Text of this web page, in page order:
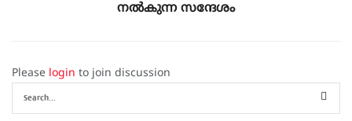
നല്‍കുന്ന സന്ദേശം
Please login to join discussion